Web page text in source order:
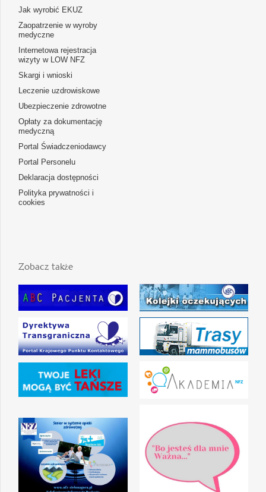
Jak wyrobić EKUZ
Zaopatrzenie w wyroby
medyczne
Internetowa rejestracja
wizyty w LOW NFZ
Skargi i wnioski
Leczenie uzdrowiskowe
Ubezpieczenie zdrowotne
Opłaty za dokumentację
medyczną
Portal Świadczeniodawcy
Portal Personelu
Deklaracja dostępności
Polityka prywatności i
cookies
Zobacz także